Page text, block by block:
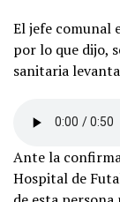
El jefe comunal
por lo que dijo,
sanitaria
Ante la
Hospital de